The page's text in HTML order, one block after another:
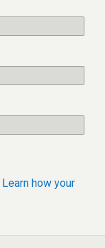
Learn how your